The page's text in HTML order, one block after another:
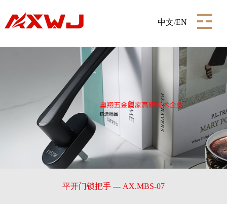
中文/EN
平开门锁把手 --- AX.MBS-07